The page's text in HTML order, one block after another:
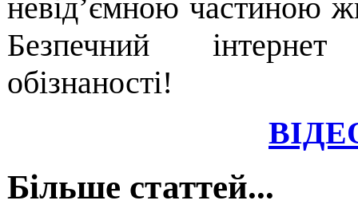
невід’ємною частиною
Безпечний
обізнаності!
Більше статтей...